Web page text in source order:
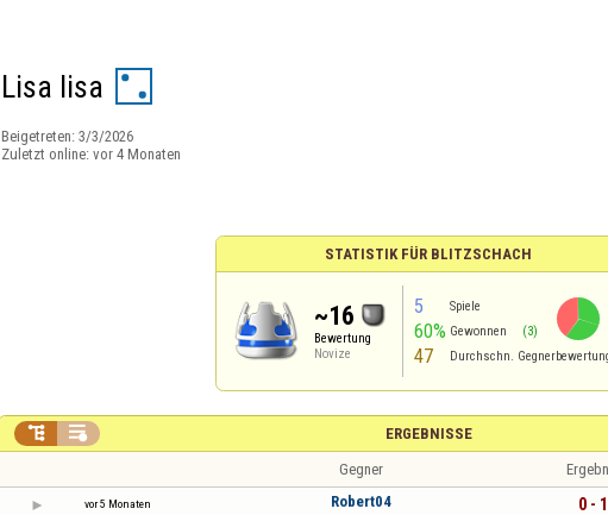
Lisa lisa
Beigetreten: 3/3/2026
Zuletzt online: vor 4 Monaten
STATISTIK FÜR BLITZSCHACH
~16
Bewertung
Novize
5 Spiele
60% Gewonnen (3)
47 Durchschn.
ERGEBNISSE
 
Gegner
vor 5 Monaten Robert04 0 - 1